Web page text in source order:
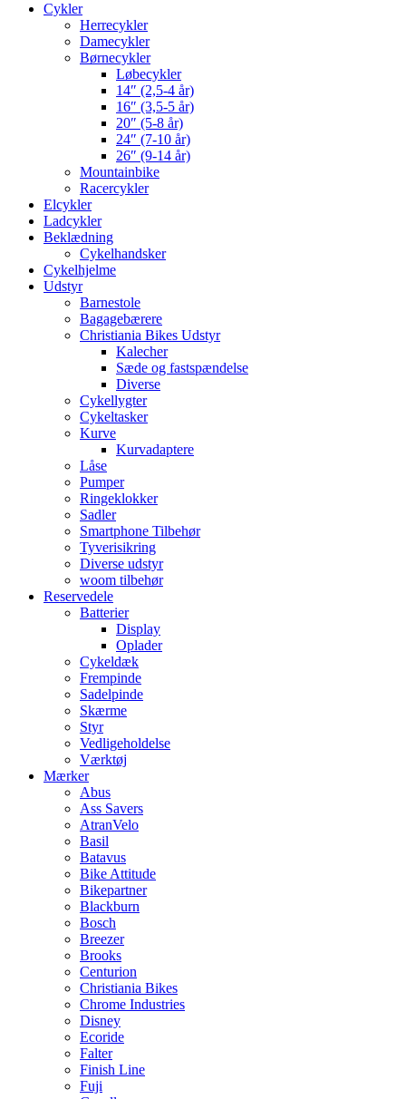
Cykler
Herrecykler
Damecykler
Børnecykler
Løbecykler
14″ (2,5-4 år)
16″ (3,5-5 år)
20″ (5-8 år)
24″ (7-10 år)
26″ (9-14 år)
Mountainbike
Racercykler
Elcykler
Ladcykler
Beklædning
Cykelhandsker
Cykelhjelme
Udstyr
Barnestole
Bagagebærere
Christiania Bikes Udstyr
Kalecher
Sæde og fastspændelse
Diverse
Cykellygter
Cykeltasker
Kurve
Kurvadaptere
Låse
Pumper
Ringeklokker
Sadler
Smartphone Tilbehør
Tyverisikring
Diverse udstyr
woom tilbehør
Reservedele
Batterier
Display
Oplader
Cykeldæk
Frempinde
Sadelpinde
Skærme
Styr
Vedligeholdelse
Værktøj
Mærker
Abus
Ass Savers
AtranVelo
Basil
Batavus
Bike Attitude
Bikepartner
Blackburn
Bosch
Breezer
Brooks
Centurion
Christiania Bikes
Chrome Industries
Disney
Ecoride
Falter
Finish Line
Fuji